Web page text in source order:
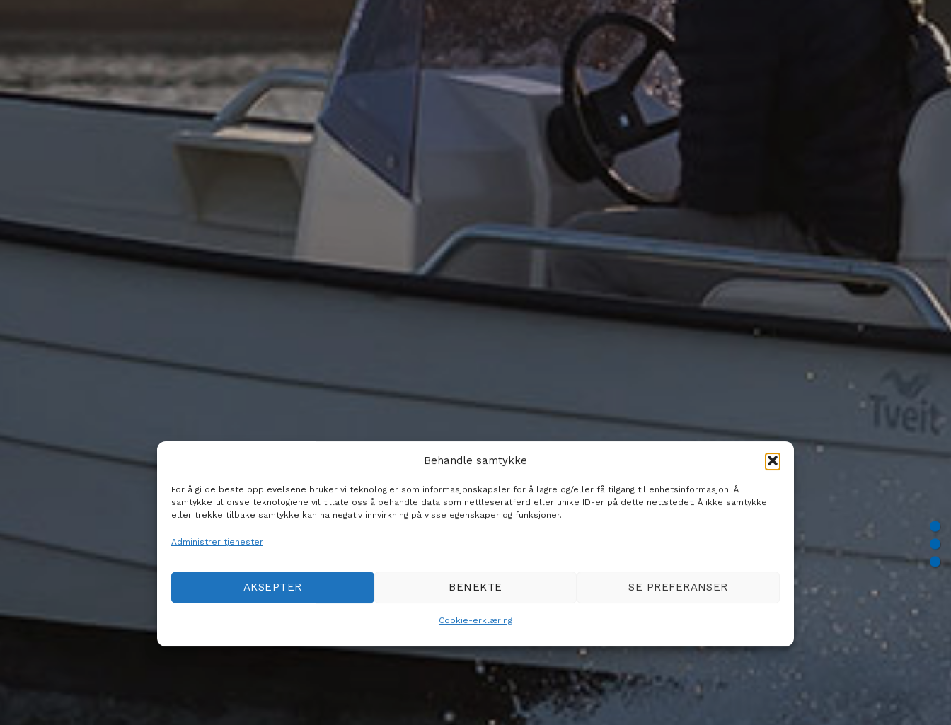
Behandle samtykke
For å gi de beste opplevelsene bruker vi teknologier som informasjonskapsler for å lagre og/eller få tilgang til enhetsinformasjon. Å
samtykke til disse teknologiene vil tillate oss å behandle data som nettleseratferd eller unike ID-er på dette nettstedet. Å ikke samtykke
eller trekke tilbake samtykke kan ha negativ innvirkning på visse egenskaper og funksjoner.
Administrer tjenester
AKSEPTER BENEKTE SE PREFERANSER
Cookie-erklæring